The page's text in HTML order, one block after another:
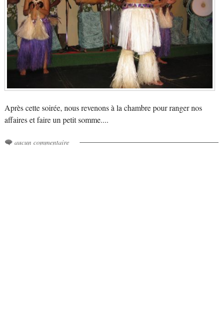
Après cette soirée, nous revenons à la chambre pour ranger nos
affaires et faire un petit somme....
aucun commentaire